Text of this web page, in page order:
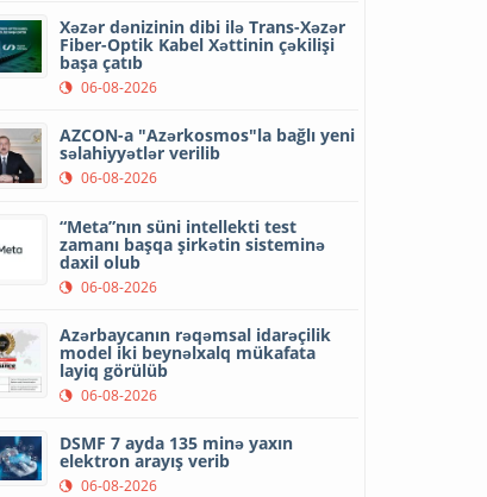
Xəzər dənizinin dibi ilə Trans-Xəzər
Fiber-Optik Kabel Xəttinin çəkilişi
başa çatıb
06-08-2026
AZCON-a "Azərkosmos"la bağlı yeni
səlahiyyətlər verilib
06-08-2026
“Meta”nın süni intellekti test
zamanı başqa şirkətin sisteminə
daxil olub
06-08-2026
Azərbaycanın rəqəmsal idarəçilik
model iki beynəlxalq mükafata
layiq görülüb
06-08-2026
DSMF 7 ayda 135 minə yaxın
elektron arayış verib
06-08-2026